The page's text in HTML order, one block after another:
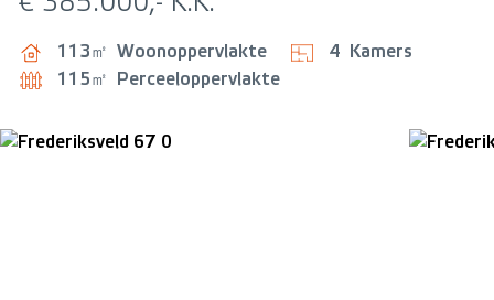
113㎡ Woonoppervlakte 4
Kamers
115㎡
Perceeloppervlakte